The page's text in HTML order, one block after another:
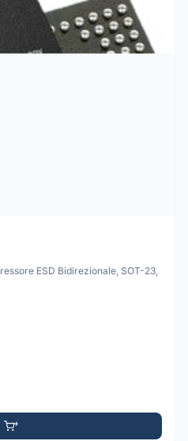
ESD Bidirezionale, SOT-23,